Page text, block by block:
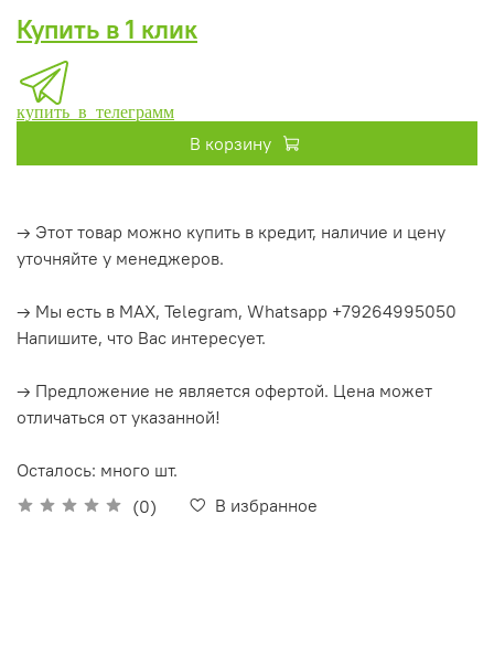
(0) В избранное
Купить в 1 клик
купить в телеграмм
В корзину
→ Этот товар можно купить в кредит, наличие и цену
уточняйте у менеджеров.
→ Мы есть в MAX, Telegram, Whatsapp +79264995050
Напишите, что Вас интересует.
→ Предложение не является офертой. Цена может
отличаться от указанной!
Осталось: много шт.